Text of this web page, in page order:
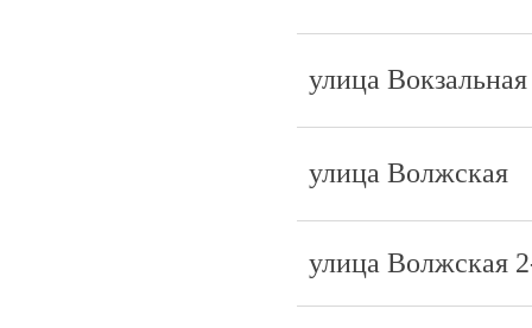
улица Вокзальная
улица Волжская
улица Волжская